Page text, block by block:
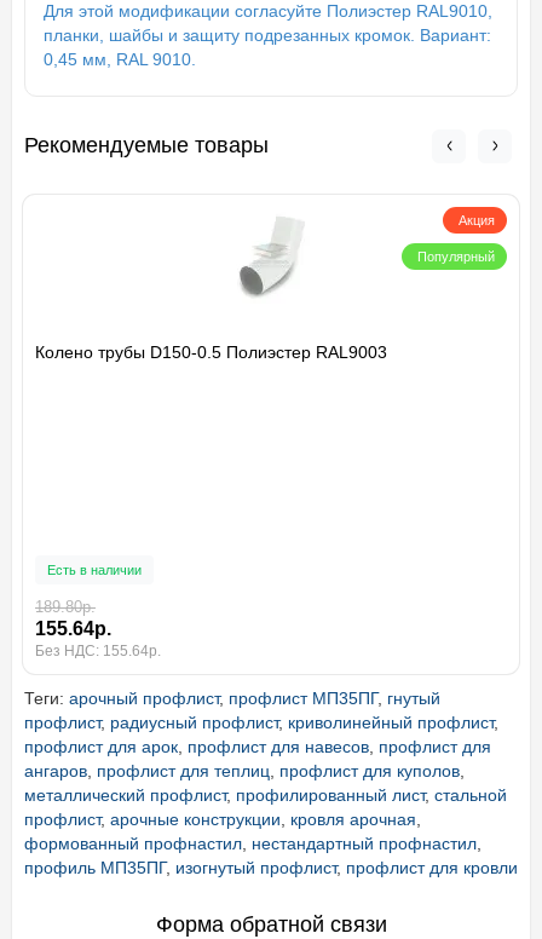
Для этой модификации согласуйте Полиэстер RAL9010,
планки, шайбы и защиту подрезанных кромок. Вариант:
0,45 мм, RAL 9010.
Рекомендуемые товары
Акция
Популярный
Колено трубы D150-0.5 Полиэстер RAL9003
Есть в наличии
189.80р.
155.64р.
Без НДС: 155.64р.
Теги: арочный профлист, профлист МП35ПГ, гнутый
профлист, радиусный профлист, криволинейный профлист,
профлист для арок, профлист для навесов, профлист для
ангаров, профлист для теплиц, профлист для куполов,
металлический профлист, профилированный лист, стальной
профлист, арочные конструкции, кровля арочная,
формованный профнастил, нестандартный профнастил,
профиль МП35ПГ, изогнутый профлист, профлист для кровли
Форма обратной связи